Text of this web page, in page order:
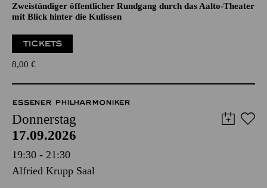
Zweistündiger öffentlicher Rundgang durch das Aalto-Theater
mit Blick hinter die Kulissen
TICKETS
8,00 €
ESSENER PHILHARMONIKER
Donnerstag
17.09.2026
19:30 - 21:30
Alfried Krupp Saal